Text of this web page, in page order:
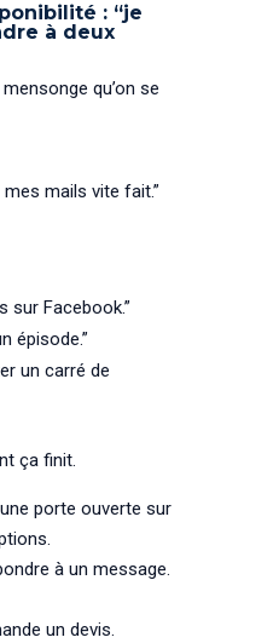
: “je
à deux
qu’on se
mails vite fait.”
sur Facebook.”
épisode.”
un carré de
ça finit.
porte ouverte sur
à un message.
un devis.